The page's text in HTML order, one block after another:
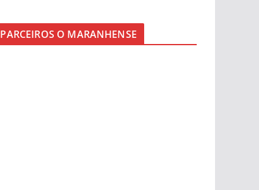
PARCEIROS O MARANHENSE